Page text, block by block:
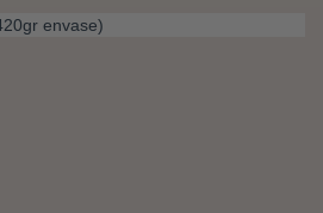
envase)